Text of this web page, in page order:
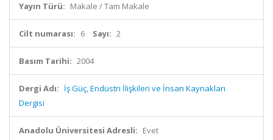
Yayın Türü: Makale / Tam Makale
Cilt numarası: 6 Sayı: 2
Basım Tarihi: 2004
Dergi Adı: İş Güç, Endüstri İlişkileri ve İnsan Kaynakları
Dergisi
Anadolu Üniversitesi Adresli: Evet